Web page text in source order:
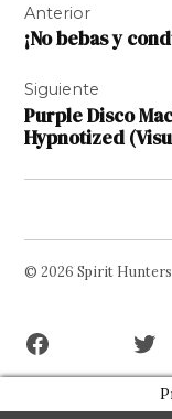
de
entradas
Anterior
¡No bebas y
Siguiente
Purple Disco
Hypnotized
© 2026 Spirit